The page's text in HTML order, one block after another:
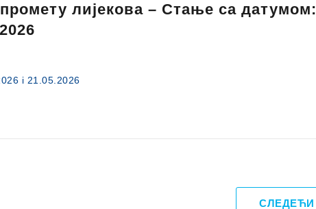
лијекова – Стање са датумом:
i 21.05.2026
СЛЕДЕЋИ